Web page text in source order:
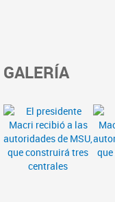
GALERÍA